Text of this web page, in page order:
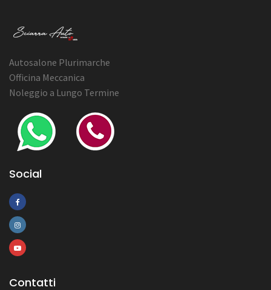
Autosalone Plurimarche
Officina Meccanica
Noleggio a Lungo Termine
Social
Contatti